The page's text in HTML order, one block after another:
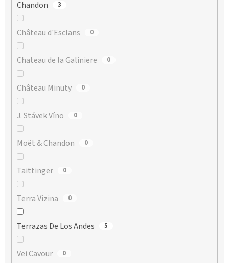
Chandon 3
Château d'Esclans 0
Chateau de la Galiniere 0
Château Minuty 0
J. Stávek Víno 0
Moët & Chandon 0
Taittinger 0
Terra Vizina 0
Terrazas De Los Andes 5
Vei Cavour 0